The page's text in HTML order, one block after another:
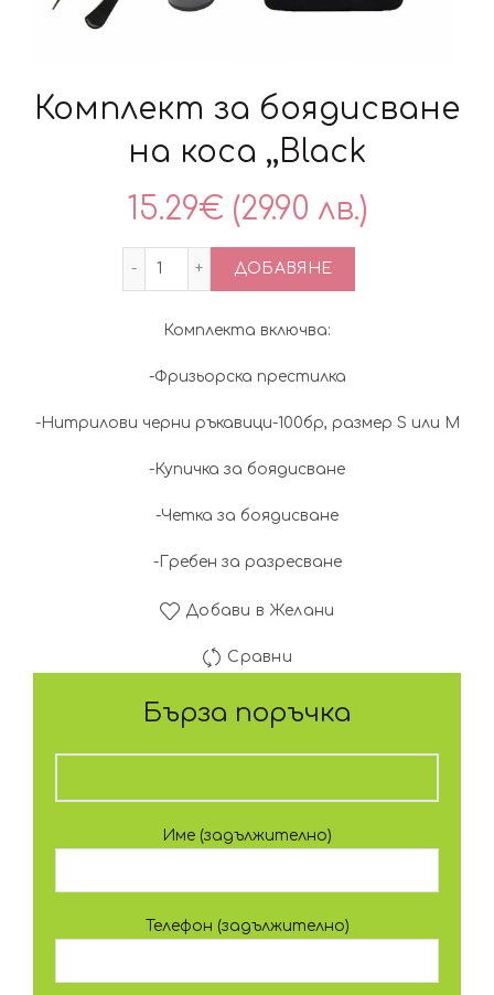
Комплект за боядисване
на коса ,,Black
15.29€ (29.90 лв.)
ДОБАВЯНЕ
Комплекта включва:
-Фризьорска престилка
-Нитрилови черни ръкавици-100бр, размер S или М
-Купичка за боядисване
-Четка за боядисване
-Гребен за разресване
Добави в Желани
Сравни
Бърза поръчка
Име (задължително)
Телефон (задължително)